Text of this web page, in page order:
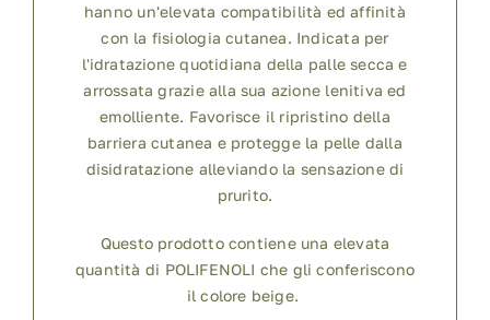
hanno un'elevata compatibilità ed affinità
con la fisiologia cutanea. Indicata per
l'idratazione quotidiana della palle secca e
arrossata grazie alla sua azione lenitiva ed
emolliente. Favorisce il ripristino della
barriera cutanea e protegge la pelle dalla
disidratazione alleviando la sensazione di
prurito.
Questo prodotto contiene una elevata
quantità di POLIFENOLI che gli conferiscono
il colore beige.